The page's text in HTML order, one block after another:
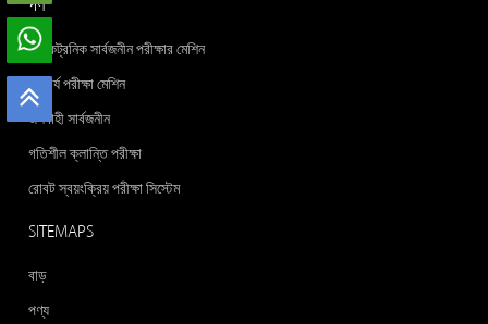
পণ
ইলেকট্রনিক সার্বজনীন পরীক্ষার মেশিন
প্রসার্য পরীক্ষা মেশিন
জলবাহী সার্বজনীন
গতিশীল ক্লান্তি পরীক্ষা
রোবট স্বয়ংক্রিয় পরীক্ষা সিস্টেম
SITEMAPS
বাড়
পণ্য